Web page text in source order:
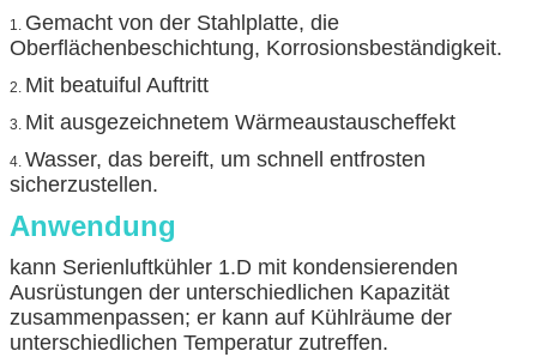
1. Gemacht von der Stahlplatte, die
Oberflächenbeschichtung, Korrosionsbeständigkeit.
2. Mit beatuiful Auftritt
3. Mit ausgezeichnetem Wärmeaustauscheffekt
4. Wasser, das bereift, um schnell entfrosten
sicherzustellen.
Anwendung
kann Serienluftkühler 1.D mit kondensierenden
Ausrüstungen der unterschiedlichen Kapazität
zusammenpassen; er kann auf Kühlräume der
unterschiedlichen Temperatur zutreffen.